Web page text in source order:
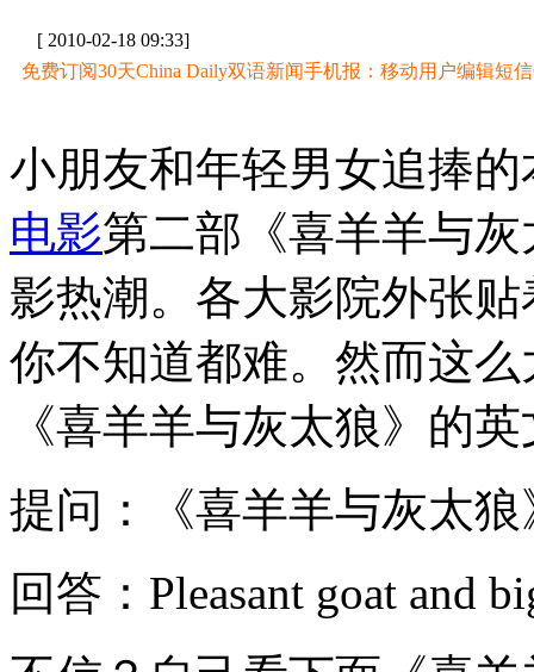
[ 2010-02-18 09:33]
免费订阅30天China Daily双语新闻手机报：移动用户编辑短信
小朋友和年轻男女追捧
电影第二部《喜羊羊与
影热潮。各大影院外张
你不知道都难。然而这
《喜羊羊与灰太狼》的
提问：《喜羊羊与灰太
回答：Pleasant goat and